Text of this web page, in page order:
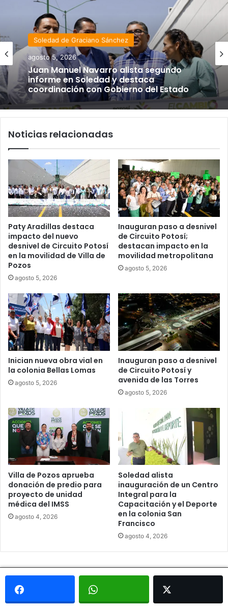
Soledad de Graciano Sánchez
agosto 5, 2026
Juan Manuel Navarro alista segundo
informe en Soledad y destaca
coordinación con Gobierno del Estado
Noticias relacionadas
Paty Aradillas destaca
impacto del nuevo
desnivel de Circuito Potosí
en la movilidad de Villa de
Pozos
agosto 5, 2026
Inauguran paso a desnivel
de Circuito Potosí;
destacan impacto en la
movilidad metropolitana
agosto 5, 2026
Inician nueva obra vial en
la colonia Bellas Lomas
agosto 5, 2026
Inauguran paso a desnivel
de Circuito Potosí y
avenida de las Torres
agosto 5, 2026
Villa de Pozos aprueba
donación de predio para
proyecto de unidad
médica del IMSS
agosto 4, 2026
Soledad alista
inauguración de un Centro
Integral para la
Capacitación y el Deporte
en la colonia San
Francisco
agosto 4, 2026
© Copyright 2026, Todos los derechos reservados - Metrópoli
San Luis 2013 |